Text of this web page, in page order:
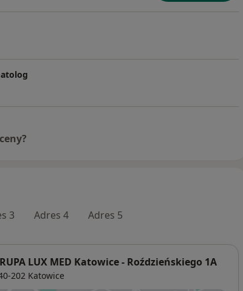
3 Adres 4 Adres 5
LUX MED Katowice - Roździeńskiego 1A
202 Katowice